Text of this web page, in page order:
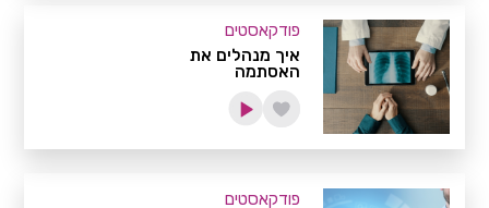
פודקאסטים
איך מנהלים את
האסתמה
פודקאסטים